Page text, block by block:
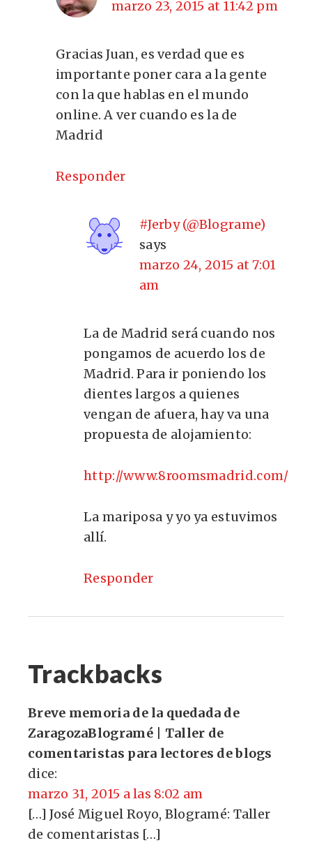
marzo 23, 2015 at 11:42 pm
Gracias Juan, es verdad que es
importante poner cara a la gente
con la que hablas en el mundo
online. A ver cuando es la de
Madrid
Responder
#Jerby (@Blograme)
says
marzo 24, 2015 at 7:01
am
La de Madrid será cuando nos
pongamos de acuerdo los de
Madrid. Para ir poniendo los
dientes largos a quienes
vengan de afuera, hay va una
propuesta de alojamiento:
http://www.8roomsmadrid.com/
La mariposa y yo ya estuvimos
allí.
Responder
Trackbacks
Breve memoria de la quedada de
ZaragozaBlogramé | Taller de
comentaristas para lectores de blogs
dice:
marzo 31, 2015 a las 8:02 am
[…] José Miguel Royo, Blogramé: Taller
de comentaristas […]